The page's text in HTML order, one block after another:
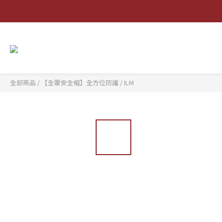
全部商品 / 【全罩安全帽】全方位防護 / ILM